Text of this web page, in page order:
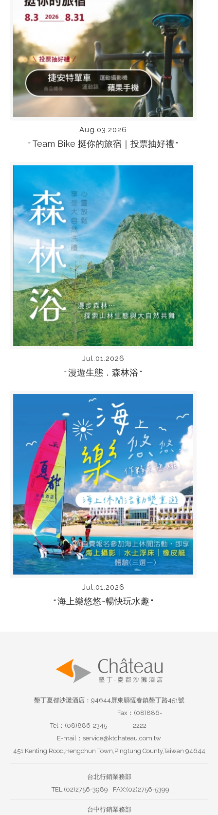
Aug.03.2026
“ Team Bike 挺你的旅宿｜投票抽好禮 “
Jul.01.2026
“ 漫遊生態．森林浴 “
Jul.01.2026
“ 海上樂悠悠~暢快玩水趣 “
墾丁夏都沙灘酒店：94644屏東縣恆春鎮墾丁路451號
Tel：(08)886-2345
Fax：(08)886-
2222
E-mail：service@ktchateau.com.tw
451 Kenting Rood,Hengchun Town,Pingtung County,Taiwan 94644
台北行銷業務部
TEL:(02)2756-3989
FAX:(02)2756-5399
台中行銷業務部